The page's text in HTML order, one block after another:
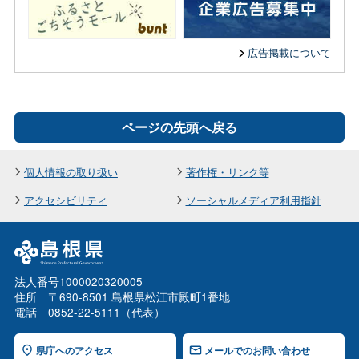
広告掲載について
ページの先頭へ戻る
個人情報の取り扱い
著作権・リンク等
アクセシビリティ
ソーシャルメディア利用指針
法人番号1000020320005
住所 〒690-8501 島根県松江市殿町1番地
電話 0852-22-5111（代表）
県庁へのアクセス メールでのお問い合わせ